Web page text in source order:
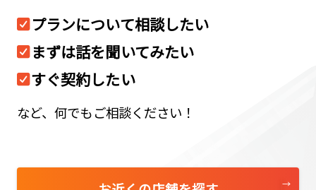
プランについて相談したい
まずは話を聞いてみたい
すぐ契約したい
など、何でもご相談ください！